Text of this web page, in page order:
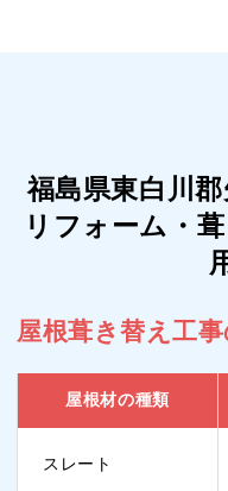
福島県東白川
リフォーム・
屋根葺き替え工
屋根材の種類
スレート